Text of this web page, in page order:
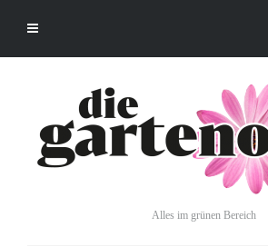
Alles im grünen Bereich